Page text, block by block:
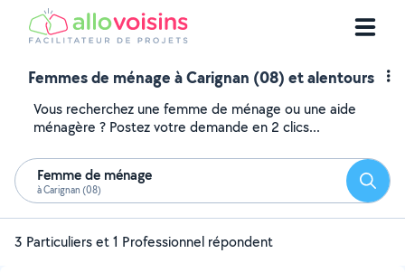
Femmes de ménage à Carignan (08) et alentours
Vous recherchez une femme de ménage ou une aide
ménagère ? Postez votre demande en 2 clics...
Femme de ménage
à Carignan (08)
3 Particuliers et 1 Professionnel répondent